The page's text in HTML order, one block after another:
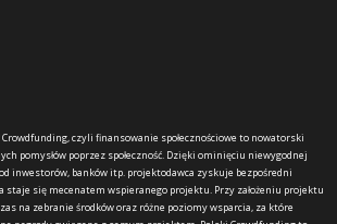
Crowdfunding, czyli finansowanie społecznościowe to nowatorski
pomysłów poprzez społeczność. Dzięki ominięciu niewygodnej
inwestorów, banków itp. projektodawca zyskuje bezpośredni
staje się mecenatem wspieranego projektu. Przy założeniu projektu
na zebranie środków oraz różne poziomy wsparcia, za które